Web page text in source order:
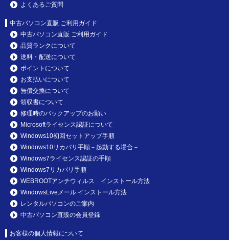
よくあるご質問
中古パソコン直販 ご利用ガイド
中古パソコン直販 ご利用ガイド
品質ランクについて
送料・配送について
ポイントについて
お支払いについて
無償交換について
領収書について
修理時のバックアップのお願い
Microsoftライセンス認証について
Windows10初回セットアップ手順
Windows10リカバリ手順－起動する場合－
Windows7ライセンス認証の手順
Windows7リカバリ手順
WEBROOTアンチウィルス インストール方法
WindowsLiveメール インストール方法
レンタルパソコンのご案内
中古パソコン直販の会員登録
お客様の個人情報について